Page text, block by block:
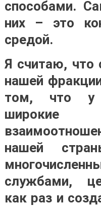
способами.
них – это
средой.
Я считаю, что
нашей
том, что у
нашей
службами,
как раз и